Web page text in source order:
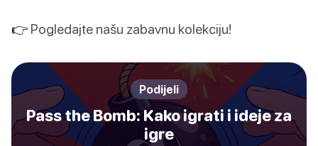
👉 Pogledajte našu zabavnu kolekciju!
Podijeli
Pass the Bomb: Kako igrati i ideje za
igre